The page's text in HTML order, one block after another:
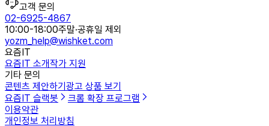
고객 문의
02-6925-4867
10:00-18:00주말·공휴일 제외
yozm_help@wishket.com
요즘IT
요즘IT 소개작가 지원
기타 문의
콘텐츠 제안하기광고 상품 보기
요즘IT 슬랙봇
크롬 확장 프로그램
이용약관
개인정보 처리방침